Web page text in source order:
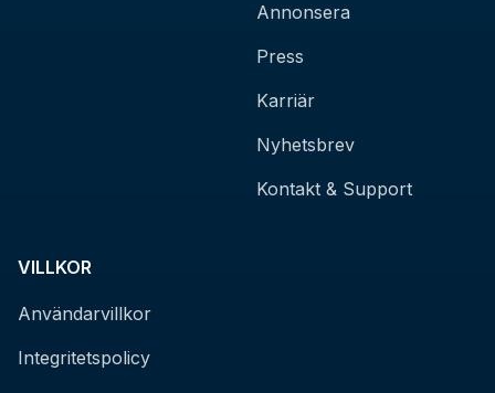
Annonsera
Press
Karriär
Nyhetsbrev
Kontakt & Support
VILLKOR
Användarvillkor
Integritetspolicy